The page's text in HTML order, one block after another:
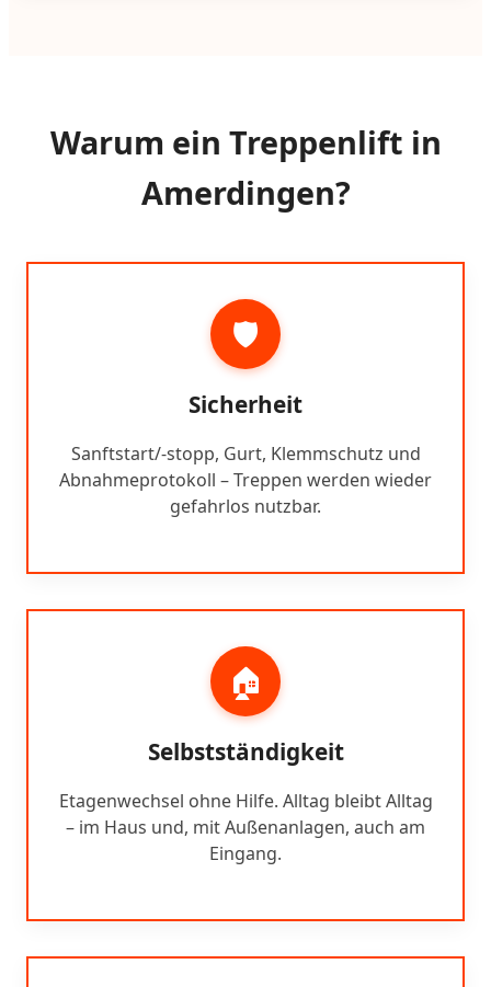
Warum ein Treppenlift in
Amerdingen?
🛡️
Sicherheit
Sanftstart/-stopp, Gurt, Klemmschutz und
Abnahmeprotokoll – Treppen werden wieder
gefahrlos nutzbar.
🏠
Selbstständigkeit
Etagenwechsel ohne Hilfe. Alltag bleibt Alltag
– im Haus und, mit Außenanlagen, auch am
Eingang.